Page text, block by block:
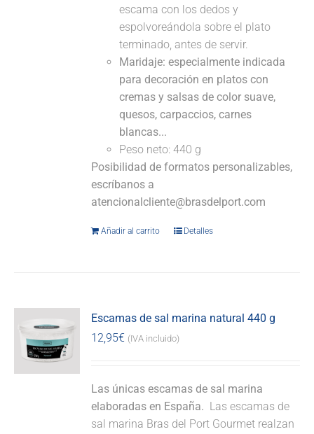
escama con los dedos y
espolvoreándola sobre el plato
terminado, antes de servir.
Maridaje: especialmente indicada
para decoración en platos con
cremas y salsas de color suave,
quesos, carpaccios, carnes
blancas...
Peso neto: 440 g
Posibilidad de formatos personalizables,
escríbanos a
atencionalcliente@brasdelport.com
Añadir al carrito Detalles
Escamas de sal marina natural 440 g
12,95€ (IVA incluido)
Las únicas escamas de sal marina
elaboradas en España. Las escamas de
sal marina Bras del Port Gourmet realzan